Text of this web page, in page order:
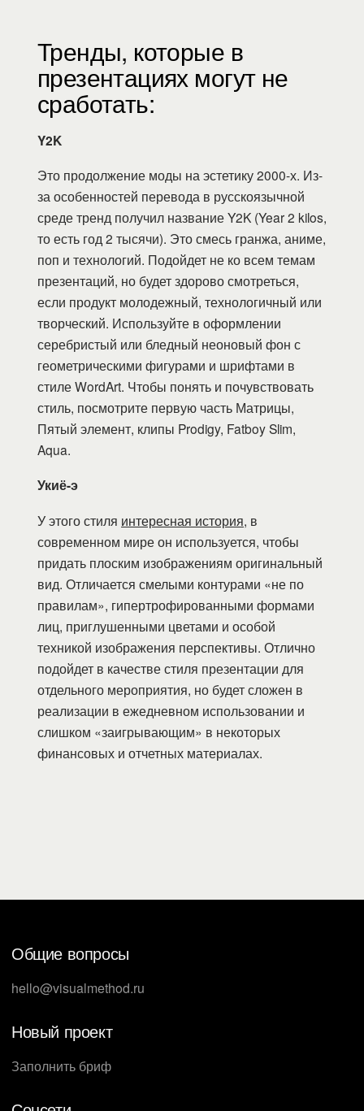
Тренды, которые в
презентациях могут не
сработать:
Y2K
Это продолжение моды на эстетику 2000-х. Из-
за особенностей перевода в русскоязычной
среде тренд получил название Y2K (Year 2 kilos,
то есть год 2 тысячи). Это смесь гранжа, аниме,
поп и технологий. Подойдет не ко всем темам
презентаций, но будет здорово смотреться,
если продукт молодежный, технологичный или
творческий. Используйте в оформлении
серебристый или бледный неоновый фон с
геометрическими фигурами и шрифтами в
стиле WordArt. Чтобы понять и почувствовать
стиль, посмотрите первую часть Матрицы,
Пятый элемент, клипы Prodigy, Fatboy Slim,
Aqua.
Укиё-э
У этого стиля интересная история, в
современном мире он используется, чтобы
придать плоским изображениям оригинальный
вид. Отличается смелыми контурами «не по
правилам», гипертрофированными формами
лиц, приглушенными цветами и особой
техникой изображения перспективы. Отлично
подойдет в качестве стиля презентации для
отдельного мероприятия, но будет сложен в
реализации в ежедневном использовании и
слишком «заигрывающим» в некоторых
финансовых и отчетных материалах.
Общие вопросы
hello@visualmethod.ru
Новый проект
Заполнить бриф